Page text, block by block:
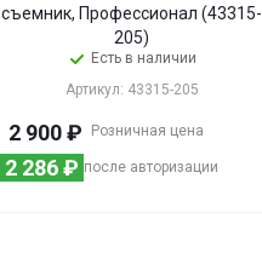
съемник, Профессионал (43315-
205)
Есть в наличии
Артикул: 43315-205
Розничная цена
2 900₽
после авторизации
2 286₽